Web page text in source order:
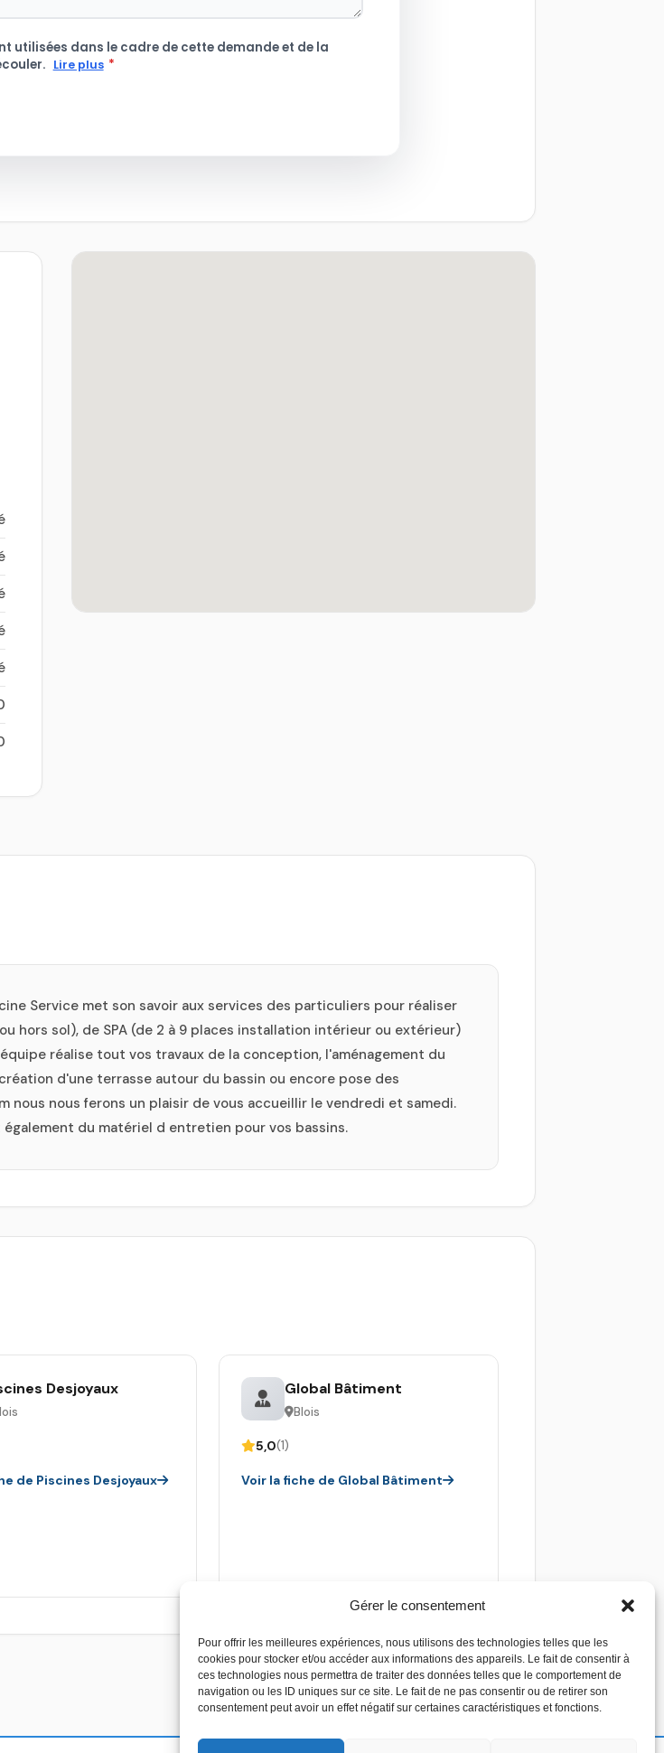
Gérer le consentement
Pour offrir les meilleures expériences, nous utilisons des technologies telles que les
cookies pour stocker et/ou accéder aux informations des appareils. Le fait de consentir à
ces technologies nous permettra de traiter des données telles que le comportement de
navigation ou les ID uniques sur ce site. Le fait de ne pas consentir ou de retirer son
consentement peut avoir un effet négatif sur certaines caractéristiques et fonctions.
utilisées dans le cadre de cette demande et de la
Lire plus *
Service met son savoir aux services des particuliers pour réaliser
sol), de SPA (de 2 à 9 places installation intérieur ou extérieur)
réalise tout vos travaux de la conception, l'aménagement du
d'une terrasse autour du bassin ou encore pose des
nous nous ferons un plaisir de vous accueillir le vendredi et samedi.
du matériel d entretien pour vos bassins.
Desjoyaux
de Piscines Desjoyaux
Global Bâtiment
Blois
5,0(1)
Voir la fiche de Global Bâtiment